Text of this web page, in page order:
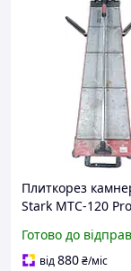
Плиткорез
Stark MTC-120
Готово до
від880₴/міс